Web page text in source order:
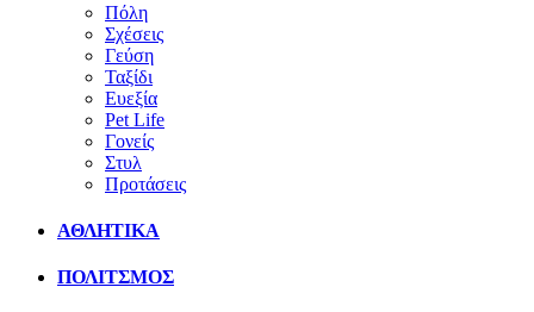
Πόλη
Σχέσεις
Γεύση
Ταξίδι
Ευεξία
Pet Life
Γονείς
Στυλ
Προτάσεις
ΑΘΛΗΤΙΚΑ
ΠΟΛΙΤΣΜΟΣ